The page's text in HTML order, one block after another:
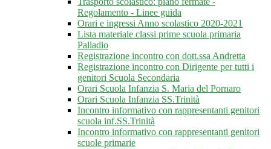
Regolamento - Linee guida
Orari e ingressi Anno scolastico 2020-2021
Lista materiale classi prime scuola primaria
Palladio
Registrazione incontro con dott.ssa Andretta
Registrazione incontro con Dirigente per tutti i
genitori Scuola Secondaria
Orari Scuola Infanzia S. Maria del Pornaro
Orari Scuola Infanzia SS.Trinità
Incontro informativo con rappresentanti genitori
scuola inf.SS.Trinità
Incontro informativo con rappresentanti genitori
scuole primarie